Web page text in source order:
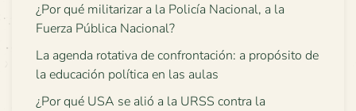
¿Por qué militarizar a la Policía Nacional, a la
Fuerza Pública Nacional?
La agenda rotativa de confrontación: a propósito de
la educación política en las aulas
¿Por qué USA se alió a la URSS contra la